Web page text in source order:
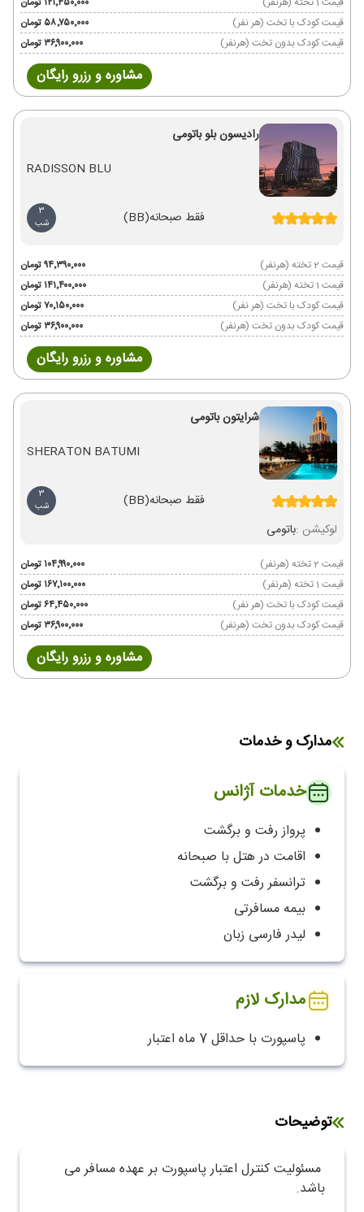
قیمت کودک با تخت (هر نفر)
۵۸٬۷۵۰٬۰۰۰ تومان
قیمت کودک بدون تخت (هرنفر)
۳۶٬۹۰۰٬۰۰۰ تومان
مشاوره و رزرو رایگان
رادیسون بلو باتومی
RADISSON BLU
فقط صبحانه(BB)
3
شب
قیمت 2 تخته (هرنفر)
۹۴٬۳۹۰٬۰۰۰ تومان
قیمت 1 تخته (هرنفر)
۱۴۱٬۴۰۰٬۰۰۰ تومان
قیمت کودک با تخت (هر نفر)
۷۰٬۱۵۰٬۰۰۰ تومان
قیمت کودک بدون تخت (هرنفر)
۳۶٬۹۰۰٬۰۰۰ تومان
مشاوره و رزرو رایگان
شرایتون باتومی
SHERATON BATUMI
فقط صبحانه(BB)
3
شب
لوکیشن :باتومی
قیمت 2 تخته (هرنفر)
۱۰۴٬۹۹۰٬۰۰۰ تومان
قیمت 1 تخته (هرنفر)
۱۶۷٬۱۰۰٬۰۰۰ تومان
قیمت کودک با تخت (هر نفر)
۶۴٬۴۵۰٬۰۰۰ تومان
قیمت کودک بدون تخت (هرنفر)
۳۶٬۹۰۰٬۰۰۰ تومان
مشاوره و رزرو رایگان
مدارک و خدمات
خدمات آژانس
پرواز رفت و برگشت
اقامت در هتل با صبحانه
ترانسفر رفت و برگشت
بیمه مسافرتی
لیدر فارسی زبان
مدارک لازم
پاسپورت با حداقل 7 ماه اعتبار
توضیحات
مسئولیت کنترل اعتبار پاسپورت بر عهده مسافر می
باشد.